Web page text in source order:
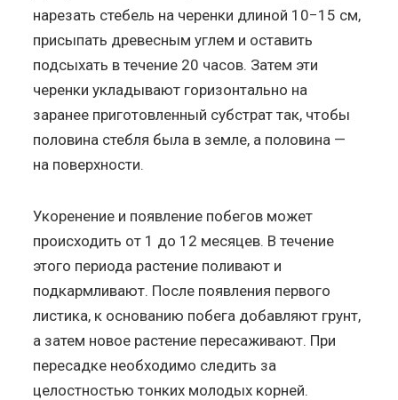
нарезать стебель на черенки длиной 10−15 см,
присыпать древесным углем и оставить
подсыхать в течение 20 часов. Затем эти
черенки укладывают горизонтально на
заранее приготовленный субстрат так, чтобы
половина стебля была в земле, а половина —
на поверхности.
Укоренение и появление побегов может
происходить от 1 до 12 месяцев. В течение
этого периода растение поливают и
подкармливают. После появления первого
листика, к основанию побега добавляют грунт,
а затем новое растение пересаживают. При
пересадке необходимо следить за
целостностью тонких молодых корней.